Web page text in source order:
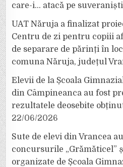
care-i… atacă pe
UAT Năruja a finalizat
Centru de zi pentru copiii
de separare de părinți în
comuna Năruja, județul
Elevii de la Școala
din Câmpineanca au fost
rezultatele deosebite
22/06/2026
Sute de elevi din Vrancea
concursurile „Grămăticel”
organizate de Școala